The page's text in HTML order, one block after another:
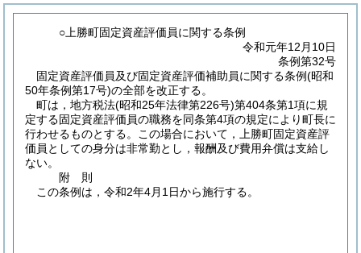
○上勝町固定資産評価員に関する条例
令和元年12月10日
条例第32号
固定資産評価員及び固定資産評価補助員に関する条例(昭和
50年条例第17号)の全部を改正する。
町は，地方税法(昭和25年法律第226号)第404条第1項に規
定する固定資産評価員の職務を同条第4項の規定により町長に
行わせるものとする。
この場合において，上勝町固定資産評
価員としての身分は非常勤とし，報酬及び費用弁償は支給し
ない。
附 則
この条例は，令和2年4月1日から施行する。